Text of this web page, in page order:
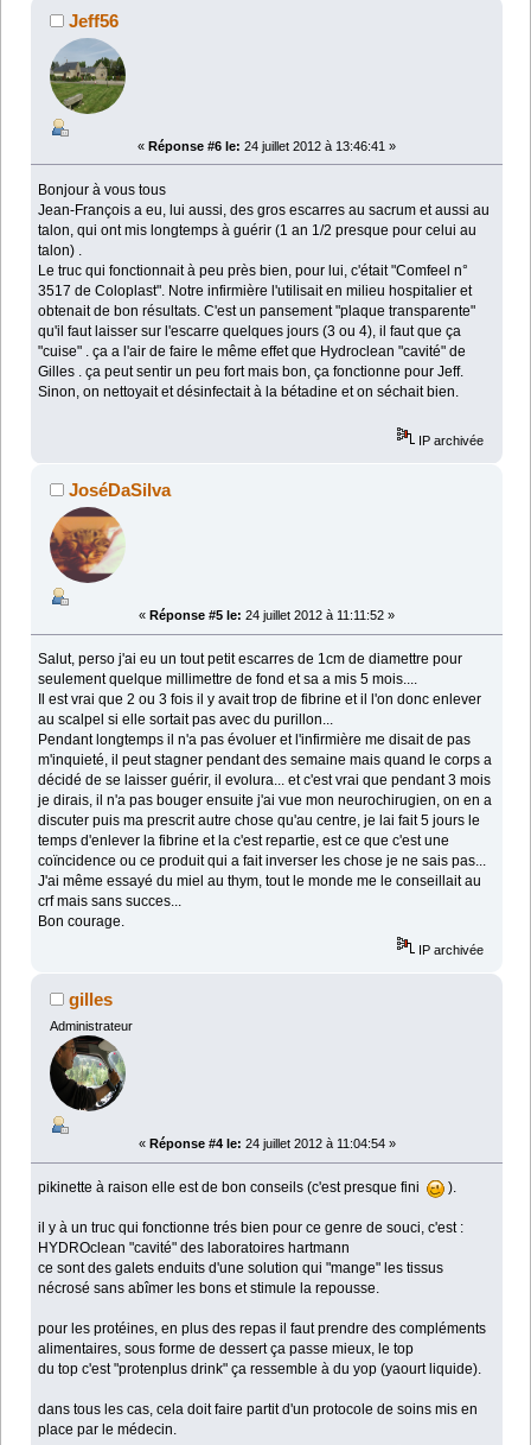
Jeff56
« Réponse #6 le: 24 juillet 2012 à 13:46:41 »
Bonjour à vous tous
Jean-François a eu, lui aussi, des gros escarres au sacrum et aussi au
talon, qui ont mis longtemps à guérir (1 an 1/2 presque pour celui au
talon) .
Le truc qui fonctionnait à peu près bien, pour lui, c'était "Comfeel n°
3517 de Coloplast". Notre infirmière l'utilisait en milieu hospitalier et
obtenait de bon résultats. C'est un pansement "plaque transparente"
qu'il faut laisser sur l'escarre quelques jours (3 ou 4), il faut que ça
"cuise" . ça a l'air de faire le même effet que Hydroclean "cavité" de
Gilles . ça peut sentir un peu fort mais bon, ça fonctionne pour Jeff.
Sinon, on nettoyait et désinfectait à la bétadine et on séchait bien.
IP archivée
JoséDaSilva
« Réponse #5 le: 24 juillet 2012 à 11:11:52 »
Salut, perso j'ai eu un tout petit escarres de 1cm de diamettre pour
seulement quelque millimettre de fond et sa a mis 5 mois....
Il est vrai que 2 ou 3 fois il y avait trop de fibrine et il l'on donc enlever
au scalpel si elle sortait pas avec du purillon...
Pendant longtemps il n'a pas évoluer et l'infirmière me disait de pas
m'inquieté, il peut stagner pendant des semaine mais quand le corps a
décidé de se laisser guérir, il evolura... et c'est vrai que pendant 3 mois
je dirais, il n'a pas bouger ensuite j'ai vue mon neurochirugien, on en a
discuter puis ma prescrit autre chose qu'au centre, je lai fait 5 jours le
temps d'enlever la fibrine et la c'est repartie, est ce que c'est une
coïncidence ou ce produit qui a fait inverser les chose je ne sais pas...
J'ai même essayé du miel au thym, tout le monde me le conseillait au
crf mais sans succes...
Bon courage.
IP archivée
gilles
Administrateur
« Réponse #4 le: 24 juillet 2012 à 11:04:54 »
pikinette à raison elle est de bon conseils (c'est presque fini ).
il y à un truc qui fonctionne trés bien pour ce genre de souci, c'est :
HYDROclean "cavité" des laboratoires hartmann
ce sont des galets enduits d'une solution qui "mange" les tissus
nécrosé sans abîmer les bons et stimule la repousse.
pour les protéines, en plus des repas il faut prendre des compléments
alimentaires, sous forme de dessert ça passe mieux, le top
du top c'est "protenplus drink" ça ressemble à du yop (yaourt liquide).
dans tous les cas, cela doit faire partit d'un protocole de soins mis en
place par le médecin.